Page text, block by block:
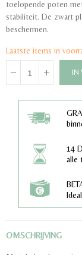
toelopende poten
stabiliteit. De zwart
beschermen.
Laatste items in
IN
14
alle
OMSCHRIJVING